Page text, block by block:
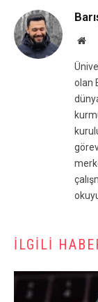
olan
İLGILI